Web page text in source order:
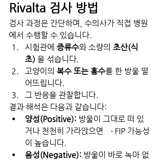
Rivalta 검사 방법
검사 과정은 간단하며, 수의사가 직접 병원
에서 수행할 수 있습니다.
시험관에 증류수와 소량의 초산(식
초) 을 섞습니다.
고양이의 복수 또는 흉수를 한 방울 떨
어뜨립니다.
그 반응을 관찰합니다.
결과 해석은 다음과 같습니다:
양성(Positive): 방울이 그대로 떠 있
거나 천천히 가라앉으면 → FIP 가능성
이 높습니다.
음성(Negative): 방울이 바로 녹아 없